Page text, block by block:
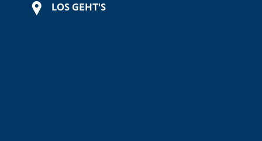
LOS GEHT'S